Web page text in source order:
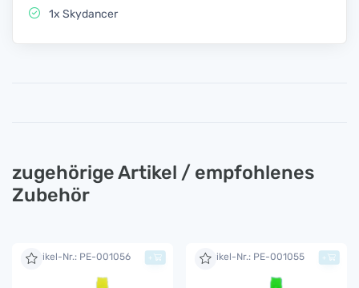
1x Skydancer
zugehörige Artikel / empfohlenes
Zubehör
Artikel-Nr.: PE-001056 + Artikel-Nr.: PE-001055 +